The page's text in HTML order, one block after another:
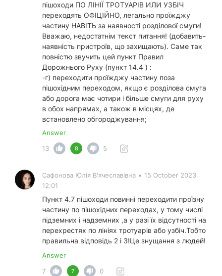
пішоходи ПО ЛІНІЇ ТРОТУАРІВ ИЛИ УЗБІЧ
переходять ОФІЦІЙНО, легально проїжджу
частину НАВІТЬ за наявності розділової смуги!
Вважаю, недостатнім текст питання! (добавить-
наявність пристроїв, що захищають). Саме так
повністю звучить цей пункт Правил
Дорожнього Руху (пункт 14.4 ) :
-г) переходити проїжджу частину поза
пішохідним переходом, якщо є розділова смуга
або дорога має чотири і більше смуги для руху
в обох напрямах, а також в місцях, де
встановлено обгороджування;
Answer
13
8 5
Сафонова Юлія В'ячеславівна • 15 October 2023
12:01
Пункт 4.7 пішоходи повинні переходити проїзну
частину по пішохідних переходах, у тому числі
підземних і надземних ,а у разі їх відсутності на
перехрестях по лініях тротуарів або узбіч.Тобто
правильна відповідь 2 і 3!Це знущання з людей!
Answer
7
7 0